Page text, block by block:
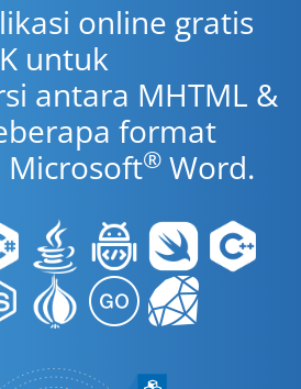
online gratis
untuk
antara MHTML &
format
® Word.